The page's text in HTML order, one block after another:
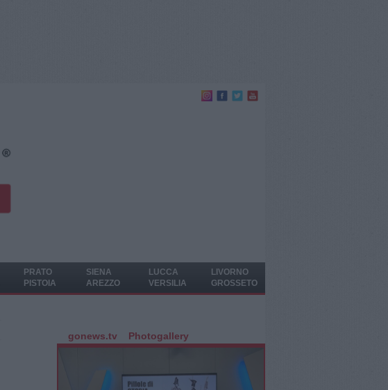
PRATO
PISTOIA
SIENA
AREZZO
LUCCA
VERSILIA
LIVORNO
GROSSETO
gonews.tv Photogallery